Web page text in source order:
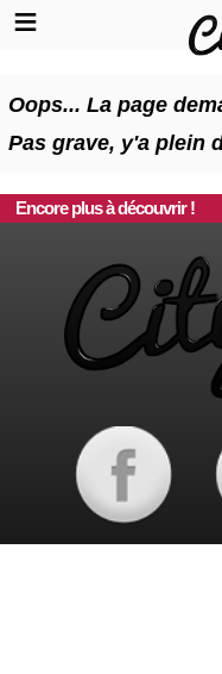
Oops... La page
Pas grave, y'a plein
Encore plus à découvrir !